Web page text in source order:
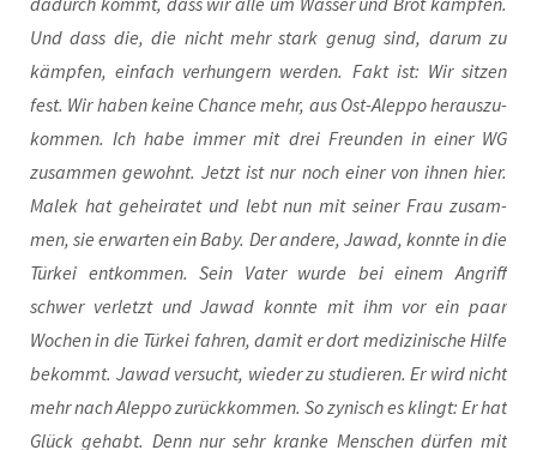
Und dass die, die nicht mehr stark genug sind, dar­um zu
kämp­fen, ein­fach ver­hun­gern wer­den. Fakt ist: Wir sit­zen
fest. Wir haben kei­ne Chan­ce mehr, aus Ost-Alep­po her­aus­zu­
kom­men. Ich habe immer mit drei Freun­den in einer WG
zusam­men gewohnt. Jetzt ist nur noch einer von ihnen hier.
Malek hat gehei­ra­tet und lebt nun mit sei­ner Frau zusam­
men, sie erwar­ten ein Baby. Der ande­re, Jawad, konn­te in die
Tür­kei ent­kom­men. Sein Vater wur­de bei einem Angriff
schwer ver­letzt und Jawad konn­te mit ihm vor ein paar
Wochen in die Tür­kei fah­ren, damit er dort medi­zi­ni­sche Hil­fe
bekommt. Jawad ver­sucht, wie­der zu stu­die­ren. Er wird nicht
mehr nach Alep­po zurück­kom­men. So zynisch es klingt: Er hat
Glück gehabt. Denn nur sehr kran­ke Men­schen dür­fen mit